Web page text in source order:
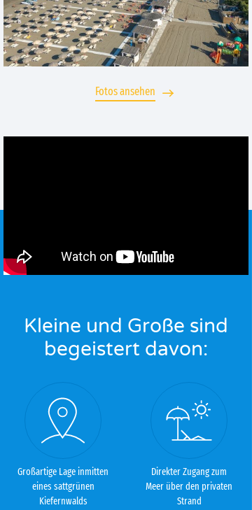
Fotos ansehen
Kleine und Große sind
begeistert davon:
Großartige Lage inmitten
eines sattgrünen
Kiefernwalds
Direkter Zugang zum
Meer über den privaten
Strand